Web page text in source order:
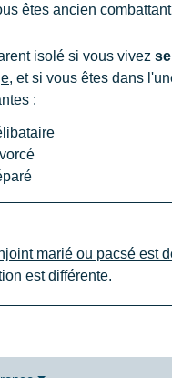
êtes ancien combattant
isolé si vous vivez
, et si vous êtes dans
:
marié ou pacsé est
est différente.